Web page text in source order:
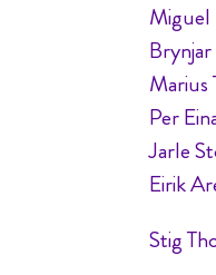
Miguel
Marius
Per
Jarle
Eirik
Stig